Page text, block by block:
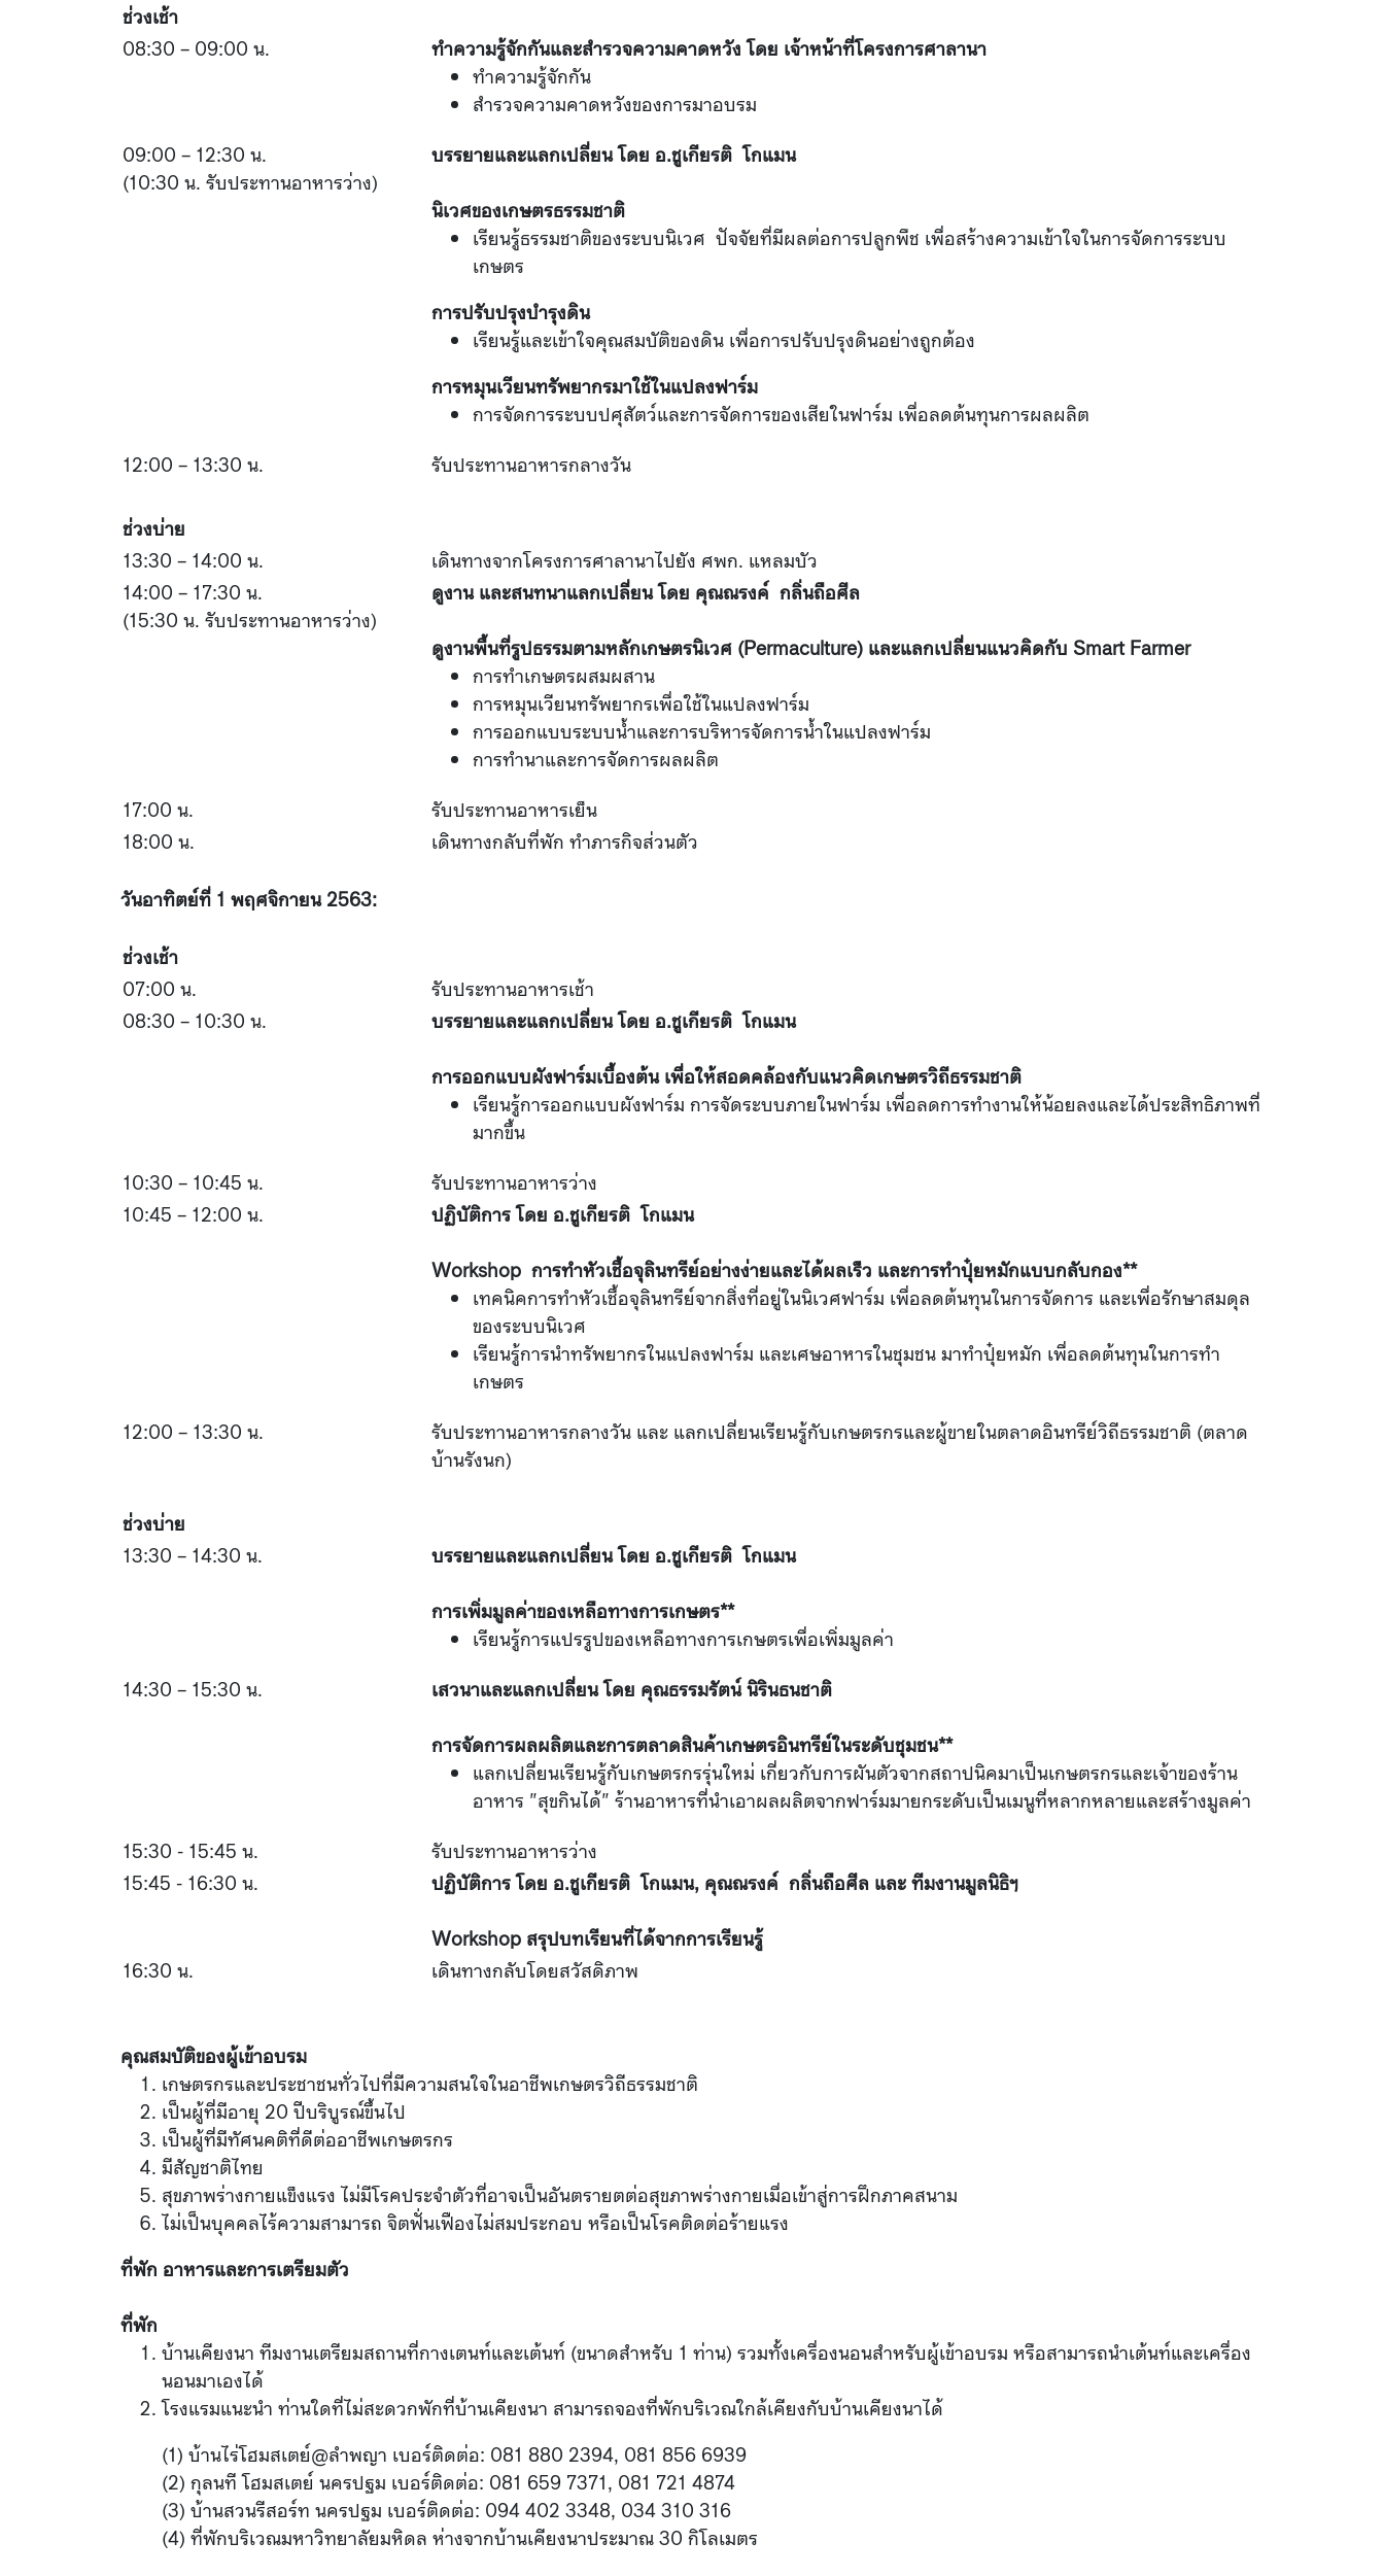
ช่วงเช้า
08:30 – 09:00 น.
ทำความรู้จักกันและสำรวจความคาดหวัง โดย เจ้าหน้าที่โครงการศาลานา
ทำความรู้จักกัน
สำรวจความคาดหวังของการมาอบรม
09:00 – 12:30 น.
(10:30 น. รับประทานอาหารว่าง)
บรรยายและแลกเปลี่ยน โดย อ.ชูเกียรติ โกแมน
นิเวศของเกษตรธรรมชาติ
เรียนรู้ธรรมชาติของระบบนิเวศ ปัจจัยที่มีผลต่อการปลูกพืช เพื่อสร้างความเข้าใจในการจัดการระบบ
เกษตร
การปรับปรุงบำรุงดิน
เรียนรู้และเข้าใจคุณสมบัติของดิน เพื่อการปรับปรุงดินอย่างถูกต้อง
การหมุนเวียนทรัพยากรมาใช้ในแปลงฟาร์ม
การจัดการระบบปศุสัตว์และการจัดการของเสียในฟาร์ม เพื่อลดต้นทุนการผลผลิต
12:00 – 13:30 น.
รับประทานอาหารกลางวัน
ช่วงบ่าย
13:30 – 14:00 น.
เดินทางจากโครงการศาลานาไปยัง ศพก. แหลมบัว
14:00 – 17:30 น.
(15:30 น. รับประทานอาหารว่าง)
ดูงาน และสนทนาแลกเปลี่ยนโดย คุณณรงค์ กลิ่นถือศีล
ดูงานพื้นที่รูปธรรมตามหลักเกษตรนิเวศ (Permaculture) และแลกเปลี่ยนแนวคิดกับ Smart Farmer
การทำเกษตรผสมผสาน
การหมุนเวียนทรัพยากรเพื่อใช้ในแปลงฟาร์ม
การออกแบบระบบน้ำและการบริหารจัดการน้ำในแปลงฟาร์ม
การทำนาและการจัดการผลผลิต
17:00 น.
รับประทานอาหารเย็น
18:00 น.
เดินทางกลับที่พัก ทำภารกิจส่วนตัว
วันอาทิตย์ที่ 1 พฤศจิกายน 2563:
ช่วงเช้า
07:00 น.
รับประทานอาหารเช้า
08:30 – 10:30 น.
บรรยายและแลกเปลี่ยน โดย อ.ชูเกียรติ โกแมน
การออกแบบผังฟาร์มเบื้องต้น เพื่อให้สอดคล้องกับแนวคิดเกษตรวิถีธรรมชาติ
เรียนรู้การออกแบบผังฟาร์ม การจัดระบบภายในฟาร์ม เพื่อลดการทำงานให้น้อยลงและได้ประสิทธิภาพที่
มากขึ้น
10:30 – 10:45 น.
รับประทานอาหารว่าง
10:45 – 12:00 น.
ปฏิบัติการ โดย อ.ชูเกียรติ โกแมน
Workshop การทำหัวเชื้อจุลินทรีย์อย่างง่ายและได้ผลเร็ว และการทำปุ๋ยหมักแบบกลับกอง**
เทคนิคการทำหัวเชื้อจุลินทรีย์จากสิ่งที่อยู่ในนิเวศฟาร์ม เพื่อลดต้นทุนในการจัดการ และเพื่อรักษาสมดุล
ของระบบนิเวศ
เรียนรู้การนำทรัพยากรในแปลงฟาร์ม และเศษอาหารในชุมชน มาทำปุ๋ยหมัก เพื่อลดต้นทุนในการทำ
เกษตร
12:00 – 13:30 น.
รับประทานอาหารกลางวัน และ แลกเปลี่ยนเรียนรู้กับเกษตรกรและผู้ขายในตลาดอินทรีย์วิถีธรรมชาติ (ตลาด
บ้านรังนก)
ช่วงบ่าย
13:30 – 14:30 น.
บรรยายและแลกเปลี่ยน โดย อ.ชูเกียรติ โกแมน
การเพิ่มมูลค่าของเหลือทางการเกษตร**
เรียนรู้การแปรรูปของเหลือทางการเกษตรเพื่อเพิ่มมูลค่า
14:30 – 15:30 น.
เสวนาและแลกเปลี่ยน โดย คุณธรรมรัตน์ นิรินธนชาติ
การจัดการผลผลิตและการตลาดสินค้าเกษตรอินทรีย์ในระดับชุมชน**
แลกเปลี่ยนเรียนรู้กับเกษตรกรรุ่นใหม่ เกี่ยวกับการผันตัวจากสถาปนิคมาเป็นเกษตรกรและเจ้าของร้าน
อาหาร "สุขกินได้" ร้านอาหารที่นำเอาผลผลิตจากฟาร์มมายกระดับเป็นเมนูที่หลากหลายและสร้างมูลค่า
15:30 - 15:45 น.
รับประทานอาหารว่าง
15:45 - 16:30 น.
ปฏิบัติการ โดย อ.ชูเกียรติ โกแมน, คุณณรงค์ กลิ่นถือศีล และ ทีมงานมูลนิธิฯ
Workshop สรุปบทเรียนที่ได้จากการเรียนรู้
16:30 น.
เดินทางกลับโดยสวัสดิภาพ
คุณสมบัติของผู้เข้าอบรม
เกษตรกรและประชาชนทั่วไปที่มีความสนใจในอาชีพเกษตรวิถีธรรมชาติ
เป็นผู้ที่มีอายุ 20 ปีบริบูรณ์ขึ้นไป
เป็นผู้ที่มีทัศนคติที่ดีต่ออาชีพเกษตรกร
มีสัญชาติไทย
สุขภาพร่างกายแข็งแรง ไม่มีโรคประจำตัวที่อาจเป็นอันตรายตต่อสุขภาพร่างกายเมื่อเข้าสู่การฝึกภาคสนาม
ไม่เป็นบุคคลไร้ความสามารถ จิตฟั่นเฟืองไม่สมประกอบ หรือเป็นโรคติดต่อร้ายแรง
ที่พัก อาหารและการเตรียมตัว
ที่พัก
บ้านเคียงนา ทีมงานเตรียมสถานที่กางเตนท์และเต้นท์ (ขนาดสำหรับ 1 ท่าน) รวมทั้งเครื่องนอนสำหรับผู้เข้าอบรม หรือสามารถนำเต้นท์และเครื่อง
นอนมาเองได้
โรงแรมแนะนำ ท่านใดที่ไม่สะดวกพักที่บ้านเคียงนา สามารถจองที่พักบริเวณใกล้เคียงกับบ้านเคียงนาได้
(1) บ้านไร่โฮมสเตย์@ลำพญา เบอร์ติดต่อ: 081 880 2394, 081 856 6939
(2) กุลนที โฮมสเตย์ นครปฐม เบอร์ติดต่อ: 081 659 7371, 081 721 4874
(3) บ้านสวนรีสอร์ท นครปฐม เบอร์ติดต่อ: 094 402 3348, 034 310 316
(4) ที่พักบริเวณมหาวิทยาลัยมหิดล ห่างจากบ้านเคียงนาประมาณ 30 กิโลเมตร